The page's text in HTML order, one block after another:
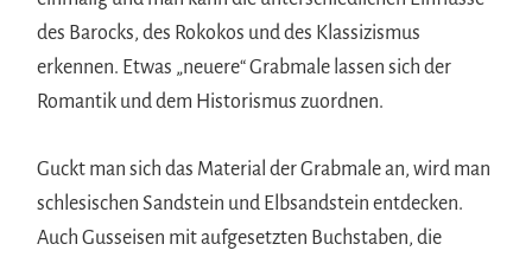
des Barocks, des Rokokos und des Klassizismus
erkennen. Etwas „neuere“ Grabmale lassen sich der
Romantik und dem Historismus zuordnen.
Guckt man sich das Material der Grabmale an, wird man
schlesischen Sandstein und Elbsandstein entdecken.
Auch Gusseisen mit aufgesetzten Buchstaben, die